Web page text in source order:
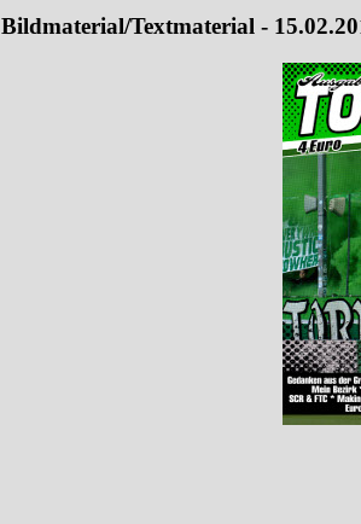
Bildmaterial/Textmaterial -